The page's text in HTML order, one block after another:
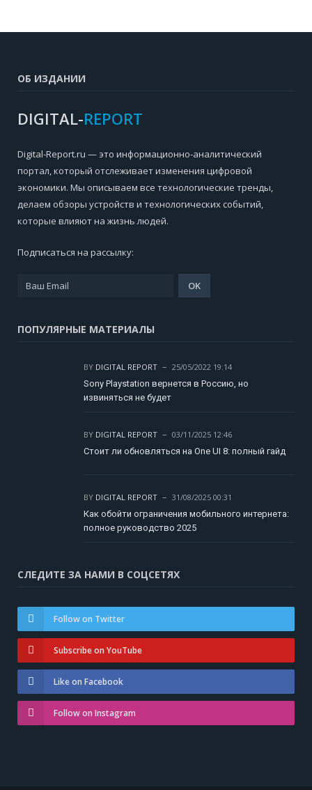
ОБ ИЗДАНИИ
DIGITAL-REPORT
Digital-Report.ru — это информационно-аналитический
портал, который отслеживает изменения цифровой
экономики. Мы описываем все технологические тренды,
делаем обзоры устройств и технологических событий,
которые влияют на жизнь людей.
Подписаться на рассылку:
ПОПУЛЯРНЫЕ МАТЕРИАЛЫ
BY DIGITAL REPORT
25/05/2022 19:14
Sony Playstation вернется в Россию, но
извиняться не будет
BY DIGITAL REPORT
03/11/2025 12:46
Стоит ли обновляться на One UI 8: полный гайд
BY DIGITAL REPORT
31/08/2025 00:31
Как обойти ограничения мобильного интернета:
полное руководство 2025
СЛЕДИТЕ ЗА НАМИ В СОЦСЕТЯХ
Follow on Twitter
Subscribe on YouTube
Like on Facebook
Follow on Instagram